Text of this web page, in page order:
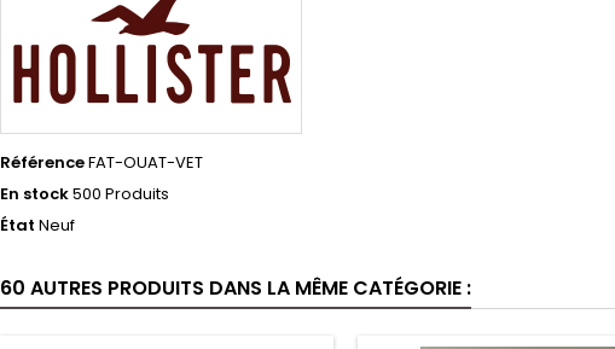
RéférenceFAT-OUAT-VET
En stock500 Produits
État Neuf
60 AUTRES PRODUITS DANS LA MÊME CATÉGORIE :